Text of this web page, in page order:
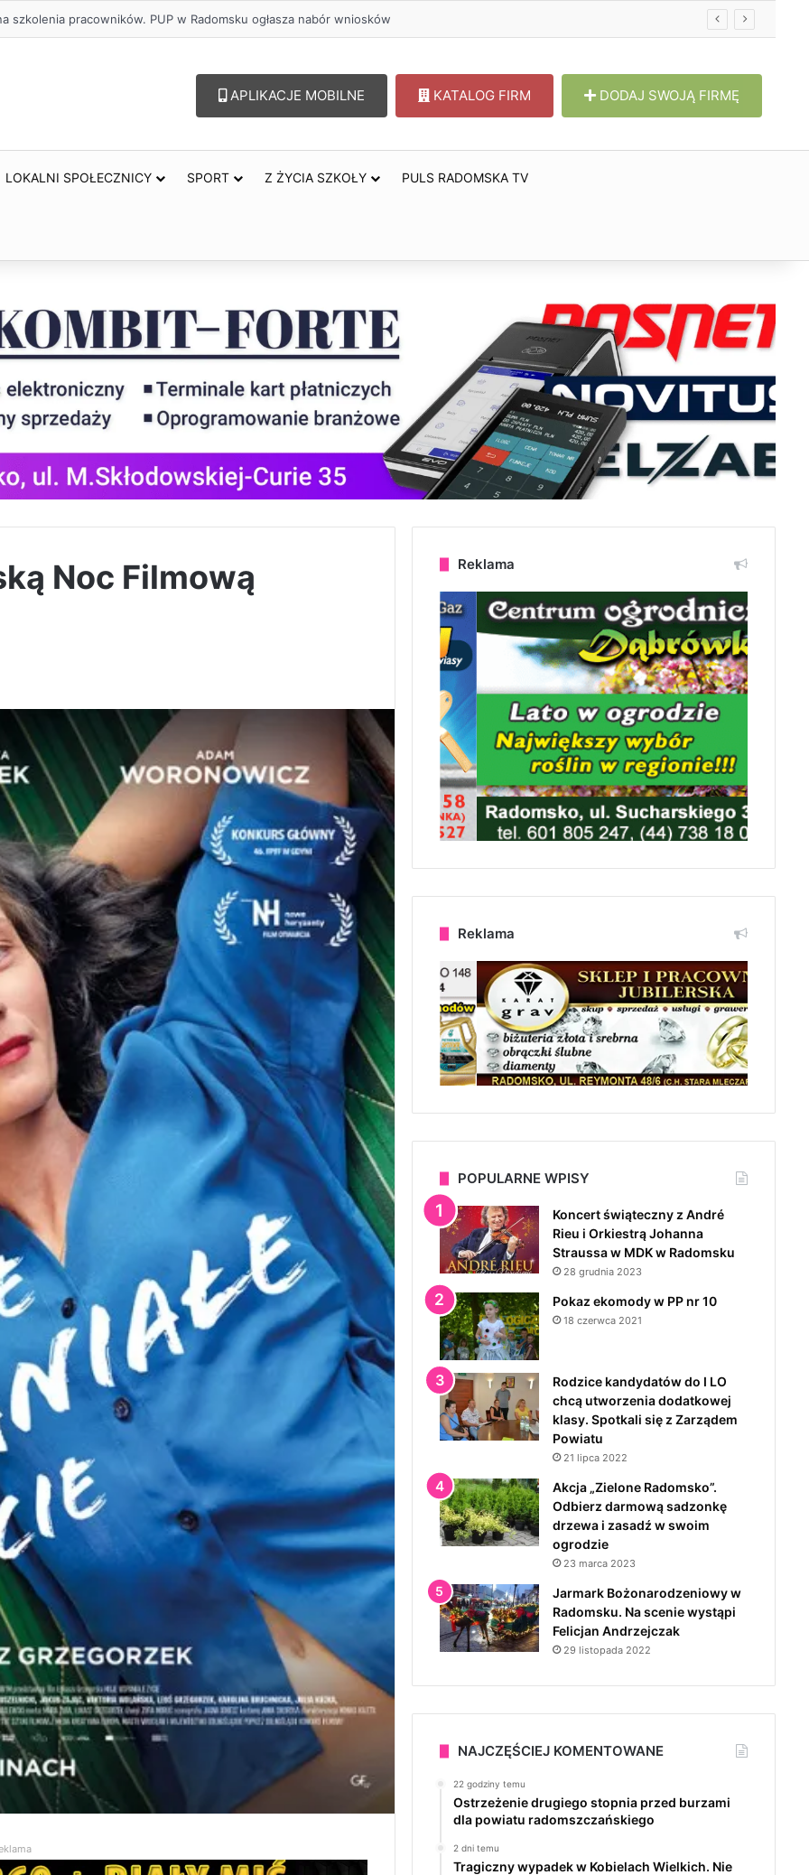
– lepszy wybór. Radomsko włącza się w Miesiąc Trzeźwości
APLIKACJE MOBILNE KATALOG FIRM DODAJ SWOJĄ FIRMĘ
LOKALNI SPOŁECZNICY SPORT Z ŻYCIA SZKOŁY PULS RADOMSKA TV
Noc Filmową Reklama
Reklama
POPULARNE WPISY
Koncert świąteczny z André
Rieu i Orkiestrą Johanna
Straussa w MDK w Radomsku
28 grudnia 2023
Pokaz ekomody w PP nr 10
18 czerwca 2021
Rodzice kandydatów do I LO
chcą utworzenia dodatkowej
klasy. Spotkali się z Zarządem
Powiatu
21 lipca 2022
Akcja „Zielone Radomsko”.
Odbierz darmową sadzonkę
drzewa i zasadź w swoim
ogrodzie
23 marca 2023
Jarmark Bożonarodzeniowy w
Radomsku. Na scenie wystąpi
Felicjan Andrzejczak
29 listopada 2022
NAJCZĘŚCIEJ KOMENTOWANE
22 godziny temu
Ostrzeżenie drugiego stopnia przed burzami
dla powiatu radomszczańskiego
2 dni temu
Tragiczny wypadek w Kobielach Wielkich. Nie